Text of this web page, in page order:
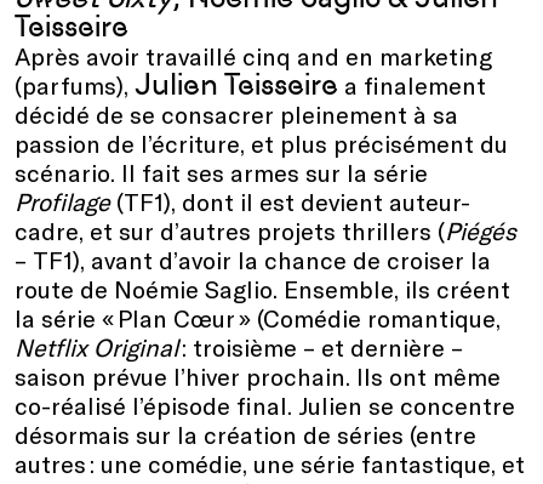
Teisseire
Après avoir travaillé cinq and en marketing
(parfums), Julien Teisseire a finalement
décidé de se consacrer pleinement à sa
passion de l’écriture, et plus précisément du
scénario. Il fait ses armes sur la série
Profilage(TF1), dont il est devient auteur-
cadre, et sur d’autres projets thrillers (Piégés
– TF1), avant d’avoir la chance de croiser la
route de Noémie Saglio. Ensemble, ils créent
la série « Plan Cœur » (Comédie romantique,
Netflix Original: troisième – et dernière –
saison prévue l’hiver prochain. Ils ont même
co-réalisé l’épisode final. Julien se concentre
désormais sur la création de séries (entre
autres : une comédie, une série fantastique, et